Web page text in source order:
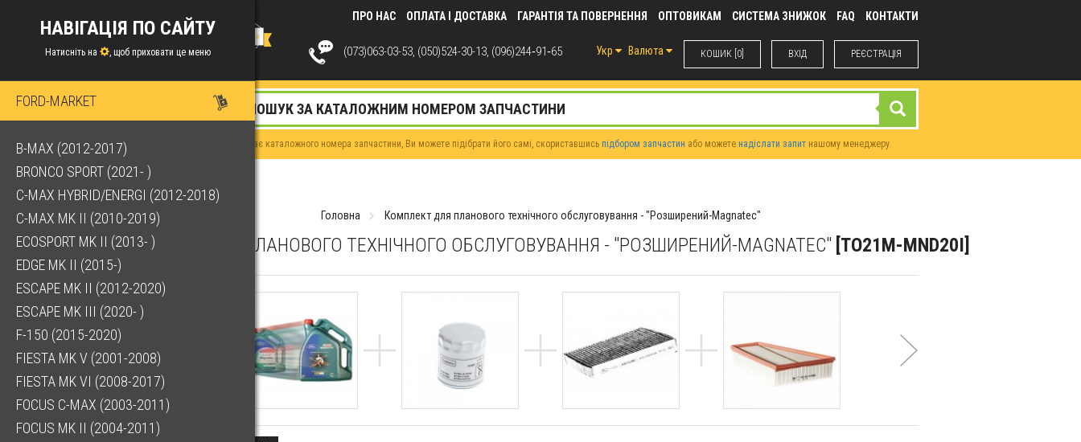
ПРО НАС ОПЛАТА І ДОСТАВКА ГАРАНТІЯ ТА ПОВЕРНЕННЯ ОПТОВИКАМ СИСТЕМА ЗНИЖОК FAQ КОНТАКТИ
КОШИК [0] ВХIД РЕЄСТРАЦІЯ
Укр Валюта
(073)063-03-53, (050)524-30-13, (096)244‑91‑65
НАВІГАЦІЯ ПО САЙТУ
Натисніть на , щоб приховати це меню
FORD-MARKET
B-MAX (2012-2017)
BRONCO SPORT (2021- )
C-MAX HYBRID/ENERGI (2012-2018)
C-MAX MK II (2010-2019)
ECOSPORT MK II (2013- )
EDGE MK II (2015-)
ESCAPE MK II (2012-2020)
ESCAPE MK III (2020- )
F-150 (2015-2020)
FIESTA MK V (2001-2008)
FIESTA MK VI (2008-2017)
FOCUS C-MAX (2003-2011)
FOCUS MK II (2004-2011)
Якщо у Вас немає каталожного номера запчастини, Ви можете підібрати його самі, скориставшись підбором запчастин або можете надіслати запит нашому менеджеру.
Головна Комплект для планового технічного обслуговування - "Розширений-Magnatec"
КОМПЛЕКТ ДЛЯ ПЛАНОВОГО ТЕХНІЧНОГО ОБСЛУГОВУВАННЯ - "РОЗШИРЕНИЙ-MAGNATEC" [TO21M-MND20I]